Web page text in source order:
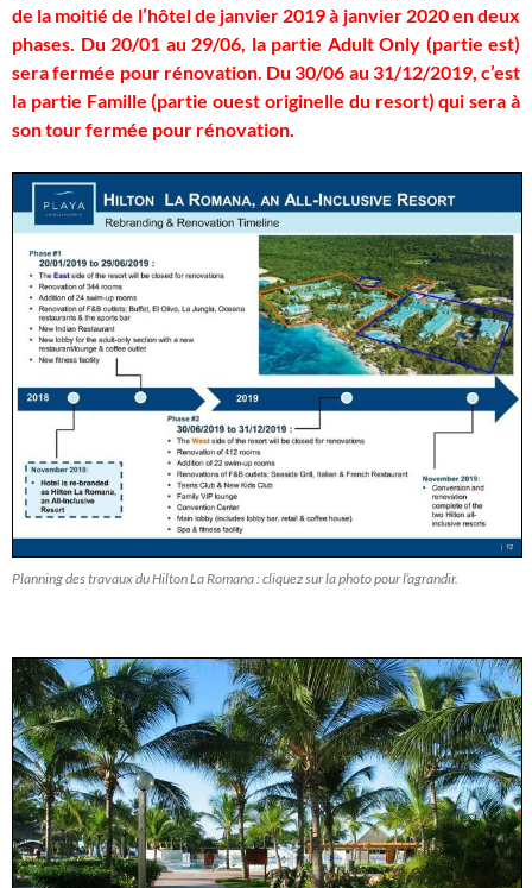
de la moitié de l’hôtel de janvier 2019 à janvier 2020 en deux
phases. Du 20/01 au 29/06, la partie Adult Only (partie est)
sera fermée pour rénovation. Du 30/06 au 31/12/2019, c’est
la partie Famille (partie ouest originelle du resort) qui sera à
son tour fermée pour rénovation.
Planning des travaux du Hilton La Romana : cliquez sur la photo pour l’agrandir.